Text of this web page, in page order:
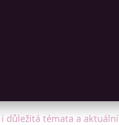
důležitá témata a aktuální